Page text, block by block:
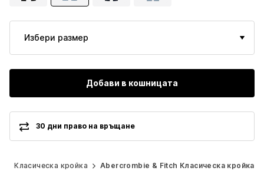
Избери размер
Добави в кошницата
30 дни право на връщане
Класическа кройка Abercrombie & Fitch Класическа кройка